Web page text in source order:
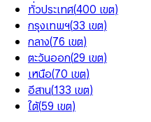
ทั่วประเทศ(400 เขต)
กรุงเทพฯ(33 เขต)
กลาง(76 เขต)
ตะวันออก(29 เขต)
เหนือ(70 เขต)
อีสาน(133 เขต)
ใต้(59 เขต)